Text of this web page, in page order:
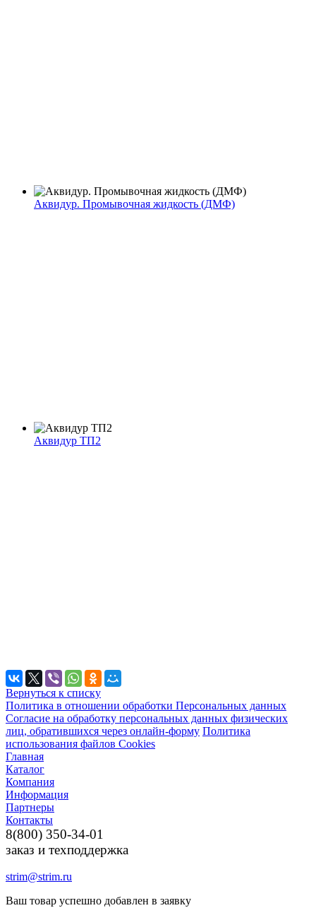
Аквидур. Промывочная жидкость (ДМФ)
Аквидур ТП2
Вернуться к списку
Политика в отношении обработки Персональных данных
Согласие на обработку персональных данных физических
лиц, обратившихся через онлайн-форму Политика
использования файлов Cookies
Главная
Каталог
Компания
Информация
Партнеры
Контакты
8(800) 350-34-01
заказ и техподдержка
strim@strim.ru
Ваш товар успешно добавлен в заявку